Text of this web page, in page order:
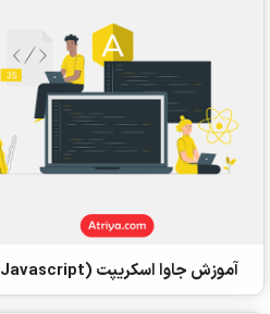
آموزش جاوا اسکریپت (Javascript)